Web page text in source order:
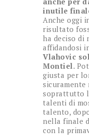
inutile
Anche oggi
risultato
ha deciso di
affidandosi
Vlahovic
Montiel.
giusta per
soprattutto
talenti di
talento,
nella finale
con la